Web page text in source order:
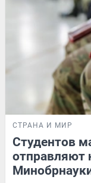
СТРАНА И МИР
Студентов
отправляют